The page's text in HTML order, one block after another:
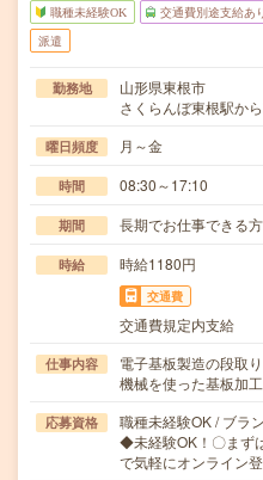
職種未経験OK 交通費別途支給あ
派遣
勤務地
山形県東根市
さくらんぼ東根駅か
曜日頻度 月～金
時間 08:30～17:10
期間 長期でお仕事できる
時給 時給1180円
交通費
交通費規定内支給
仕事内容
電子基板製造の段取
機械を使った基板加
応募資格
職種未経験OK / ブラ
◆未経験OK！〇まず
で気軽にオンライン